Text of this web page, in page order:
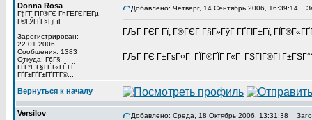
Donna Rosa
Г‡Г­Г ГІГ®ГЄ Г¤ГЁГЄГЁГµ
Г®ГЎГҐГ§ГјГїГ­
Зарегистрирован:
22.01.2006
Сообщения: 1383
Откуда: Г€Г§
ГЃГ°Г Г§ГЁГ«ГЁГЁ,
ГҐГ±ГҐГ±ГҐГ­Г­Г®...
Добавлено: Четверг, 14 Сентябрь 2006, 16:39:14
ГЉГ ГЄГ Гї, Г®ГЄГ Г§Г»ГўГ ГҐГІГ±Гї,
ГЉГ ГЄ Г±ГѕГ¤Г ГЇГ®ГЇГ Г«Г ГЅГІГ®ГІ
Вернуться к началу
Versilov Добавлено: Среда, 18 Октябрь 2006, 13:31:38